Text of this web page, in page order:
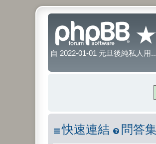
自 2022-01-01 元旦後純私人用
快速連結 問答集